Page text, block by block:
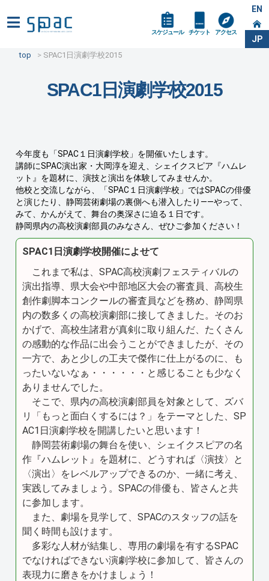
EN
JP
スケジュール チケット アクセス
top SPAC1日演劇学校2015
SPAC1日演劇学校2015
今年度も「SPAC１日演劇学校」を開催いたします。
講師にSPAC演出家・大岡淳を迎え、シェイクスピア『ハムレ
ット』を題材に、演技と演出を体験してみませんか。
他校と交流しながら、「SPAC１日演劇学校」ではSPACの俳優
と演じたり、静岡芸術劇場の裏側へも潜入したり――やって、
みて、かんがえて、舞台の奥深さに迫る１日です。
静岡県内の高校演劇部員のみなさん、ぜひご参加ください！
SPAC1日演劇学校開催によせて
これまで私は、SPAC高校演劇フェスティバルの
演出指導、県大会や中部地区大会の審査員、高校生
創作劇脚本コンクールの審査員などを務め、静岡県
内の数多くの高校演劇部に接してきました。そのお
かげで、高校生諸君が真剣に取り組んだ、たくさん
の感動的な作品に出会うことができましたが、その
一方で、あと少しの工夫で傑作に仕上がるのに、も
ったいないなぁ・・・・・・と感じることも少なく
ありませんでした。
そこで、県内の高校演劇部員を対象として、ズバ
リ「もっと面白くするには？」をテーマとした、SP
AC1日演劇学校を開講したいと思います！
静岡芸術劇場の舞台を使い、シェイクスピアの名
作『ハムレット』を題材に、どうすれば〈演技〉と
〈演出〉をレベルアップできるのか、一緒に考え、
実践してみましょう。SPACの俳優も、皆さんと共
に参加します。
また、劇場を見学して、SPACのスタッフの話を
聞く時間も設けます。
多彩な人材が結集し、専用の劇場を有するSPAC
でなければできない演劇学校に参加して、皆さんの
表現力に磨きをかけましょう！